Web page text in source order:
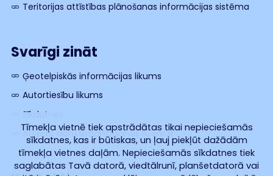
Teritorijas attīstības plānošanas informācijas sistēma
Svarīgi zināt
Ģeotelpiskās informācijas likums
Autortiesību likums
Sīkdatnes
Atvērto datu izmantošanas licence
Tīmekļa vietnē tiek apstrādātas tikai nepieciešamās
sīkdatnes, kas ir būtiskas, un ļauj piekļūt dažādām
tīmekļa vietnes daļām. Nepieciešamās sīkdatnes tiek
saglabātas Tavā datorā, viedtālrunī, planšetdatorā vai